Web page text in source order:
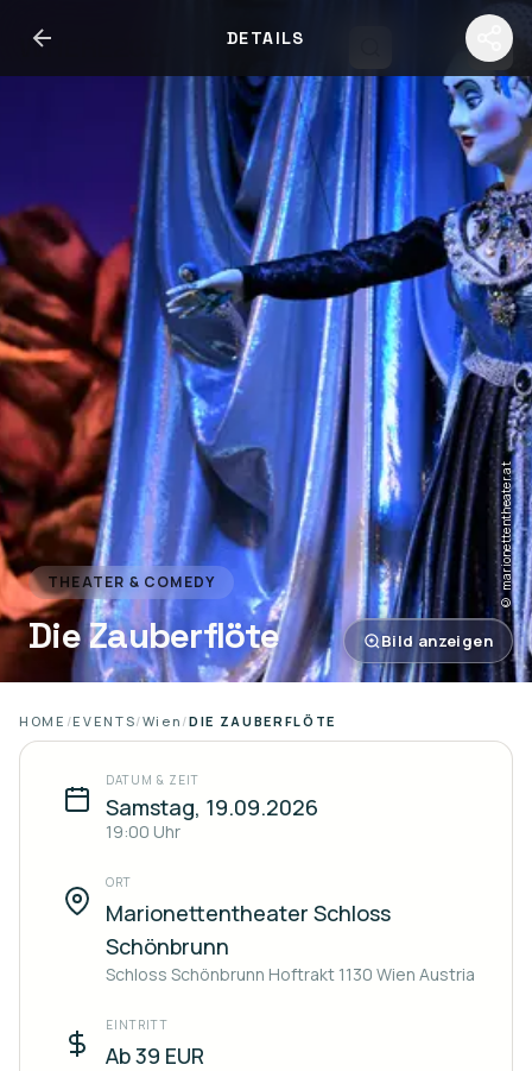
WHERE2GO DETAILS
© marionettentheater.at
Bild anzeigen
THEATER & COMEDY
Die Zauberflöte
HOME /EVENTS/Wien /DIE ZAUBERFLÖTE
DATUM & ZEIT
Samstag, 19.09.2026
19:00 Uhr
ORT
Marionettentheater Schloss
Schönbrunn
Schloss Schönbrunn Hoftrakt 1130 Wien Austria
EINTRITT
Ab 39 EUR